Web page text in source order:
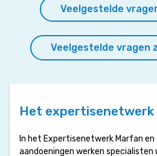
Veelgestelde
Veelgestelde vragen
Het expertisenetwerk
In het Expertisenetwerk Marfan
aandoeningen werken